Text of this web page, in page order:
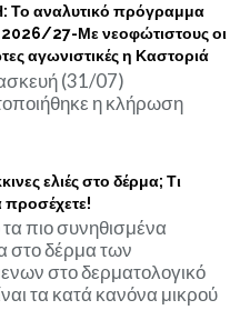
Το αναλυτικό πρόγραμμα
2026/27-Με νεοφώτιστους οι
αγωνιστικές η Καστοριά
(31/07)
η κλήρωση
ελιές στο δέρμα; Τι
προσέχετε!
πιο συνηθισμένα
στο δέρμα των
στο δερματολογικό
τα κατά κανόνα μικρού